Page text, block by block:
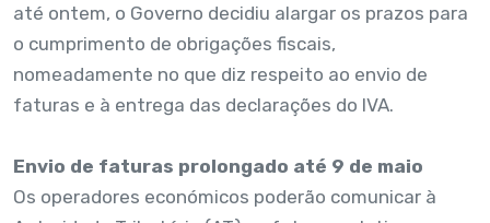
até ontem, o Governo decidiu alargar os prazos para
o cumprimento de obrigações fiscais,
nomeadamente no que diz respeito ao envio de
faturas e à entrega das declarações do IVA.
Envio de faturas prolongado até 9 de maio
Os operadores económicos poderão comunicar à